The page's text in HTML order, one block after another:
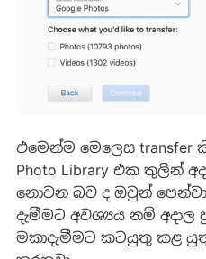
එමෙන්ම මෙලෙස transfer
Photo Library එක තුලින්
නොවන බව ද ඔවුන්
දැමීමට අවශ්‍යය නම් අදාල
මකාදැමීමට කටයුතු කළ